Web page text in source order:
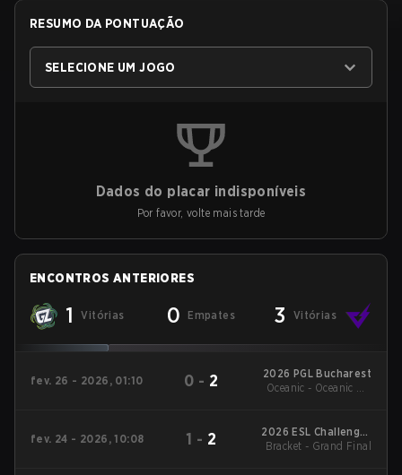
RESUMO DA PONTUAÇÃO
SELECIONE UM JOGO
Dados do placar indisponíveis
Por favor, volte mais tarde
ENCONTROS ANTERIORES
1 Vitórias 0 Empates 3 Vitórias
fev. 26 - 2026, 01:10 0 - 2
2026 PGL Bucharest
Oceanic - Oceanic UB
fev. 24 - 2026, 10:08 1 - 2
2026 ESL Challenger
League Season 51:
Bracket - Grand Final